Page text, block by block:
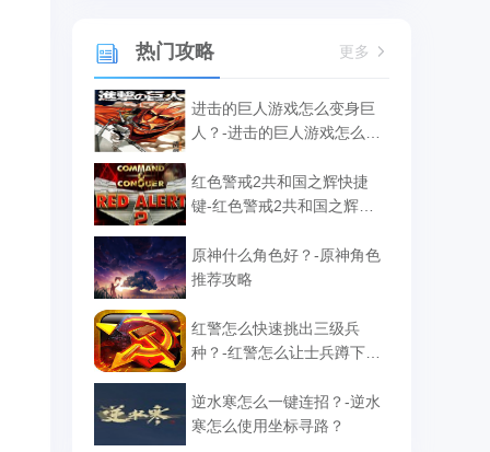
热门攻略 更多
进击的巨人游戏怎么变身巨
人？-进击的巨人游戏怎么补
红色警戒2共和国之辉快捷
键-红色警戒2共和国之辉快
原神什么角色好？-原神角色
推荐攻略
红警怎么快速挑出三级兵
种？-红警怎么让士兵蹲下攻
逆水寒怎么一键连招？-逆水
寒怎么使用坐标寻路？